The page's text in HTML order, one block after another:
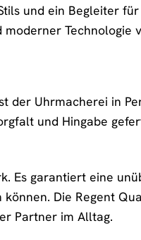
und ein Begleiter
moderner Technologie
der Uhrmacherei in
und Hingabe
Es garantiert eine
Die Regent
Partner im Alltag.